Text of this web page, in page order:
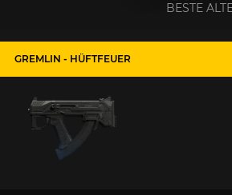
BESTE
GREMLIN - HÜFTFEUER